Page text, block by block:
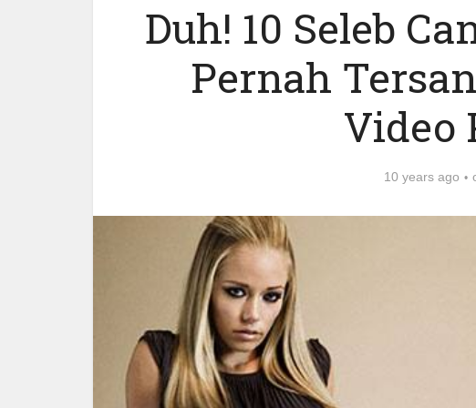
Duh! 10 Seleb
Pernah
Video
10 years ago